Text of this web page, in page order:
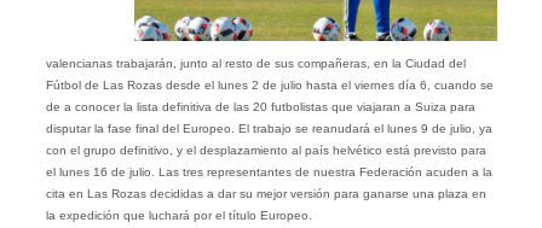
valencianas trabajarán, junto al resto de sus compañeras, en la Ciudad del
Fútbol de Las Rozas desde el lunes 2 de julio hasta el viernes día 6, cuando se
de a conocer la lista definitiva de las 20 futbolistas que viajaran a Suiza para
disputar la fase final del Europeo. El trabajo se reanudará el lunes 9 de julio, ya
con el grupo definitivo, y el desplazamiento al país helvético está previsto para
el lunes 16 de julio. Las tres representantes de nuestra Federación acuden a la
cita en Las Rozas decididas a dar su mejor versión para ganarse una plaza en
la expedición que luchará por el título Europeo.